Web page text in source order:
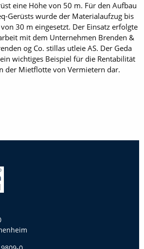
eine Höhe von 50 m. Für den Aufbau
Gerüsts wurde der Materialaufzug bis
30 m eingesetzt. Der Einsatz erfolgte
mit dem Unternehmen Brenden &
og Co. stillas utleie AS. Der Geda
wichtiges Beispiel für die Rentabilität
der Mietflotte von Vermietern dar.